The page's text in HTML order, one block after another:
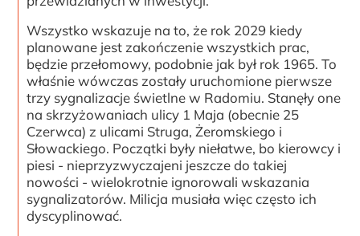
Wszystko wskazuje na to, że rok 2029 kiedy
planowane jest zakończenie wszystkich prac,
będzie przełomowy, podobnie jak był rok 1965. To
właśnie wówczas zostały uruchomione pierwsze
trzy sygnalizacje świetlne w Radomiu. Stanęły one
na skrzyżowaniach ulicy 1 Maja (obecnie 25
Czerwca) z ulicami Struga, Żeromskiego i
Słowackiego. Początki były niełatwe, bo kierowcy i
piesi - nieprzyzwyczajeni jeszcze do takiej
nowości - wielokrotnie ignorowali wskazania
sygnalizatorów. Milicja musiała więc często ich
dyscyplinować.